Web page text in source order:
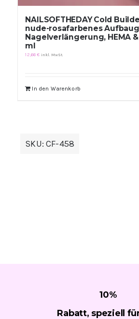
NAILSOFTHEDAY Cold
nude-rosafarbenes
Nagelverlängerung, HEMA &
ml
12,66€ inkl. MwSt.
In den Warenkorb
SKU:CF-458
10%
Rabatt, speziell